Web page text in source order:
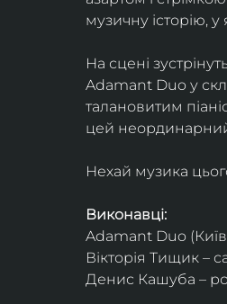
музичну історію, у
На сцені
Adamant Duo у
талановитим
цей
Нехай музика
Виконавці:
Adamant Duo
Вікторія Тищик –
Денис Кашуба –